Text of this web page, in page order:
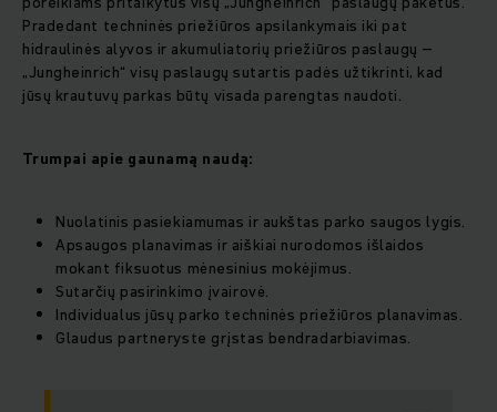
Pradedant techninės priežiūros apsilankymais iki pat
hidraulinės alyvos ir akumuliatorių priežiūros paslaugų –
„Jungheinrich“ visų paslaugų sutartis padės užtikrinti, kad
jūsų krautuvų parkas būtų visada parengtas naudoti.
Trumpai apie gaunamą naudą:
Nuolatinis pasiekiamumas ir aukštas parko saugos lygis.
Apsaugos planavimas ir aiškiai nurodomos išlaidos
mokant fiksuotus mėnesinius mokėjimus.
Sutarčių pasirinkimo įvairovė.
Individualus jūsų parko techninės priežiūros planavimas.
Glaudus partneryste grįstas bendradarbiavimas.